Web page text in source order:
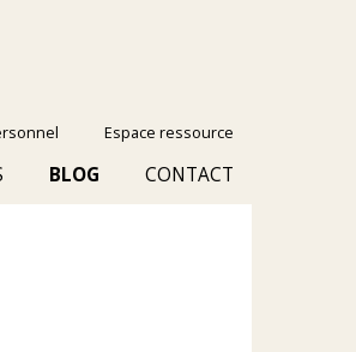
Espace ressource
BLOG CONTACT